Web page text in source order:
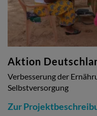
Aktion
Verbesserung der
Selbstversorgung
Zur